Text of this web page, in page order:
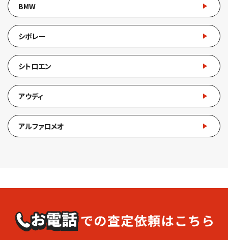
BMW
シボレー
シトロエン
アウディ
アルファロメオ